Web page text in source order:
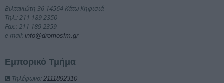
Βιλτανιώτη 36 14564 Κάτω Κηφισιά
Τηλ.: 211 189 2350
Fax.: 211 189 2359
e-mail: info@dromosfm.gr
Εμπορικό Τμήμα
Τηλέφωνο: 2111892310